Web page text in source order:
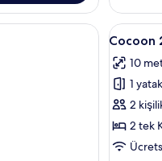
| Kaliteli yatak takımı, SelectCocoon
2
-
Twin
için
tüm
4
Cocoon
10
1
2
2 tek